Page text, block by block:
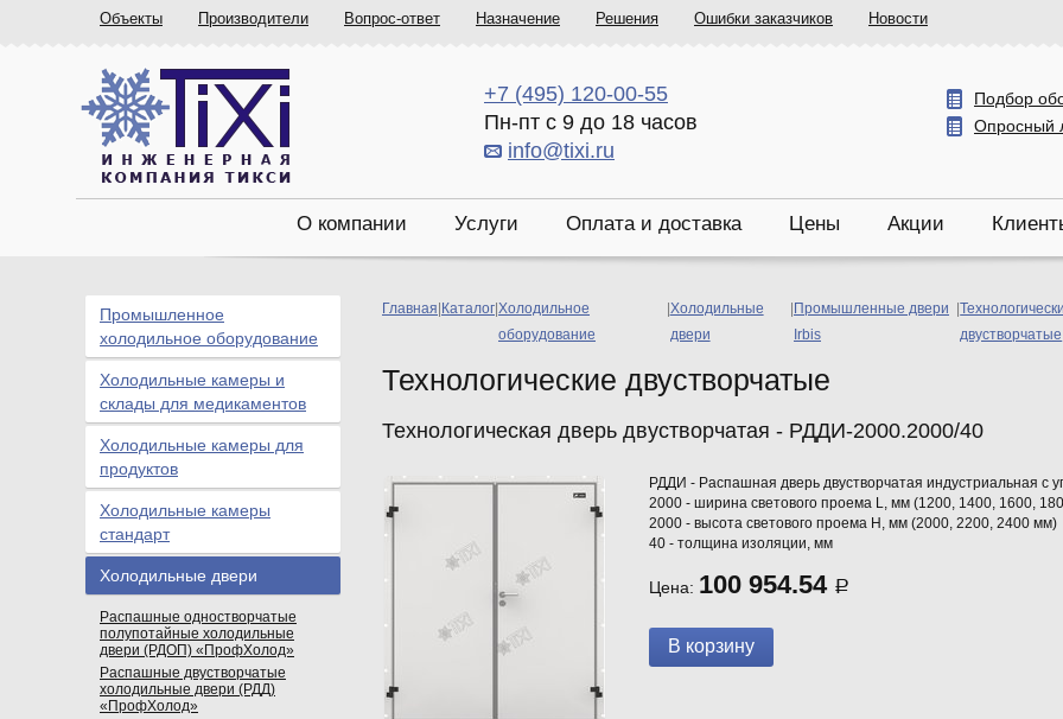
Объекты Производители Вопрос-ответ Назначение Решения Ошибки заказчиков Новости
+7 (495) 120-00-55
Пн-пт с 9 до 18 часов
info@tixi.ru
Подбор
Опросный
О компании Услуги Оплата и доставка Цены Акции
Главная Каталог Холодильное
оборудование
Холодильные
двери
Промышленные двери
Irbis
|
двустворчатые
Технологические двустворчатые
Технологическая дверь двустворчатая - РДДИ-2000.2000/40
РДДИ - Распашная дверь двустворчатая индустриальная с
2000 - ширина светового проема L, мм (1200, 1400, 1600,
2000 - высота светового проема Н, мм (2000, 2200, 2400 мм)
40 - толщина изоляции, мм
Цена: 100 954.54 Р
Промышленное
холодильное оборудование
Холодильные камеры и
склады для медикаментов
Холодильные камеры для
продуктов
Холодильные камеры
стандарт
Холодильные двери
Распашные одностворчатые
полупотайные холодильные
двери (РДОП) «ПрофХолод»
Распашные двустворчатые
холодильные двери (РДД)
«ПрофХолод»